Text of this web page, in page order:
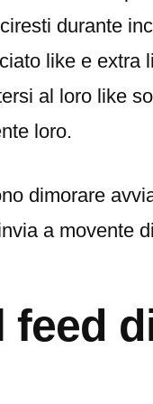
durante
like e extra
al loro like
loro.
dimorare
a movente
feed